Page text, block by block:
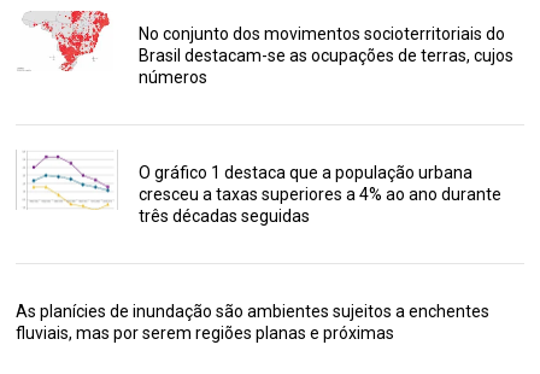
No conjunto dos movimentos socioterritoriais do
Brasil destacam-se as ocupações de terras, cujos
números
O gráfico 1 destaca que a população urbana
cresceu a taxas superiores a 4% ao ano durante
três décadas seguidas
As planícies de inundação são ambientes sujeitos a enchentes
fluviais, mas por serem regiões planas e próximas